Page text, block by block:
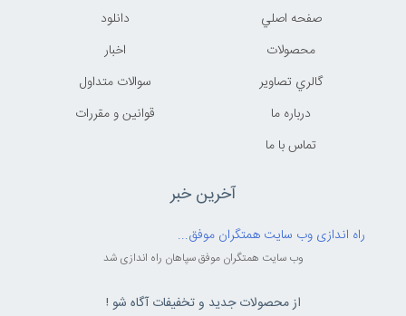
صفحه اصلي
محصولات
گالري تصاوير
درباره ما
تماس با ما
دانلود
اخبار
سوالات متداول
قوانين و مقررات
آخرین خبر
راه اندازی وب سایت همتگران موفق...
وب سایت همتگران موفق سپاهان راه اندازی شد
از محصولات جدید و تخفیفات آگاه شو !